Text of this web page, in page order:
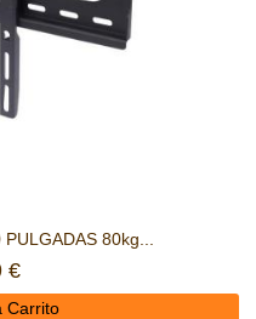
80kg...
€
Carrito